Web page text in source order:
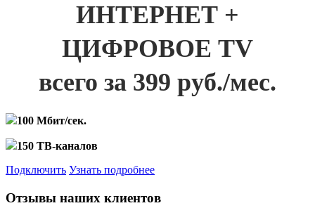
ИНТЕРНЕТ +
ЦИФРОВОЕ TV
всего за 399 руб./мес.
100 Мбит/сек.
150 ТВ-каналов
Подключить Узнать подробнее
Отзывы наших клиентов